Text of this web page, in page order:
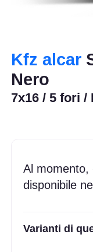
Kfz alcar
Nero
7x16 / 5 fori /
Al momento,
disponibile
Varianti di